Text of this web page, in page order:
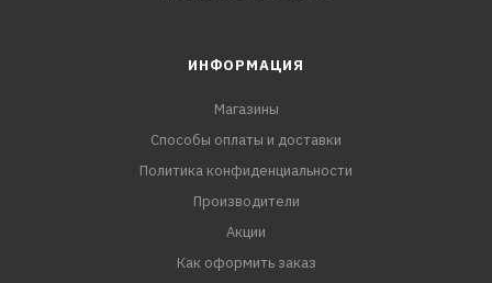
ИНФОРМАЦИЯ
Магазины
Способы оплаты и доставки
Политика конфиденциальности
Производители
Акции
Как оформить заказ